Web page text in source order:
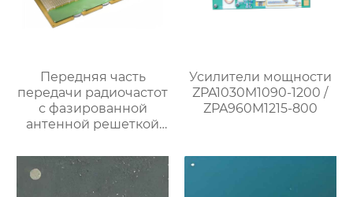
Передняя часть
передачи радиочастот
с фазированной
антенной решеткой
Усилители мощности
ZPA1030M1090-1200 /
ZPA960M1215-800